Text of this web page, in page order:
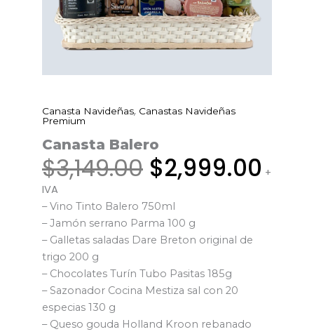
Canasta Navideñas, Canastas Navideñas
Premium
Canasta Balero
$3,149.00
Original
was:
$3,149.00.
$2,999.00 +
IVA
– Vino Tinto Balero 750ml
– Jamón serrano Parma 100 g
– Galletas saladas Dare Breton original de
trigo 200 g
– Chocolates Turín Tubo Pasitas 185g
– Sazonador Cocina Mestiza sal con 20
especias 130 g
– Queso gouda Holland Kroon rebanado
Canasta
cantidad